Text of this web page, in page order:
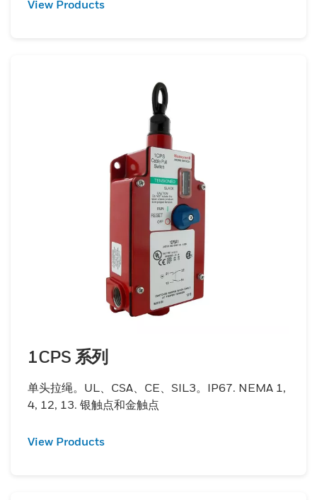
View Products
1CPS 系列
单头拉绳。UL、CSA、CE、SIL3。IP67. NEMA 1,
4, 12, 13. 银触点和金触点
View Products